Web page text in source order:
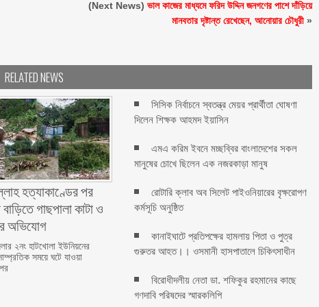
(Next News)ভাল কাজের মাধ্যমে ফরিদ উদ্দিন জনগণের পাশে দাঁড়িয়ে
মানবতার দৃষ্টান্ত রেখেছেন, আনোয়ার চৌধুরী »
RELATED NEWS
হত্যাকাণ্ডের পর
গাছপালা কাটা ও
অভিযোগ
২নং হাটখোলা ইউনিয়নের
সময়ে ঘটে যাওয়া
সিসিক নির্বাচনে স্বতন্ত্র মেয়র প্রার্থীতা ঘোষণা
দিলেন শিক্ষক আহমদ ইয়াসিন
এমএ করিম ইবনে মচ্ছব্বির বাংলাদেশের সকল
মানুষের চোখে ছিলেন এক নজরকাড়া মানুষ ‎
রোটারি ক্লাব অব সিলেট পাইওনিয়ারের বৃক্ষরোপণ
কর্মসূচি অনুষ্ঠিত
কানাইঘাটে প্রতিপক্ষের হামলায় পিতা ও পুত্র
গুরুতর আহত।। ওসমানী হাসপাতালে চিকিৎসাধীন
বিরোধীদলীয় নেতা ডা. শফিকুর রহমানের কাছে
গণদাবি পরিষদের স্মারকলিপি ‎